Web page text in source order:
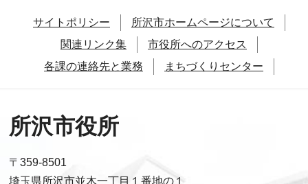
サイトポリシー
所沢市ホームページについて
関連リンク集
市役所へのアクセス
各課の連絡先と業務
まちづくりセンター
所沢市役所
〒359-8501
埼玉県所沢市並木一丁目１番地の１